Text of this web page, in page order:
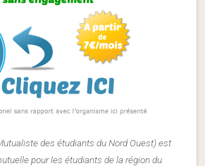
des étudiants du Nord Ouest) est
pour les étudiants de la région du